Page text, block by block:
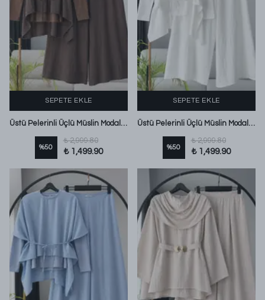
SEPETE EKLE
Üstü Pelerinli Üçlü Müslin Modal Pantolonlu Takım Kahve
%50
₺ 2,999.80
₺ 1,499.90
SEPETE EKLE
Üstü Pelerinli Üçlü Müslin Modal Pantolonlu Takım Ekru
%50
₺ 2,999.80
₺ 1,499.90